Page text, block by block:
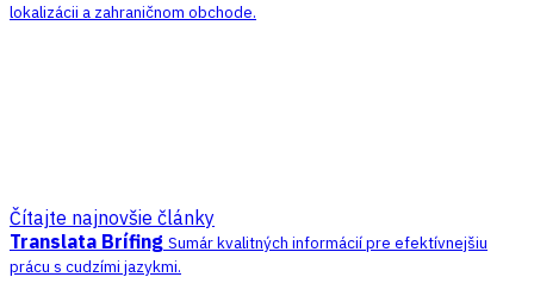
lokalizácii a zahraničnom obchode.
Čítajte najnovšie články
Translata Brífing Sumár kvalitných informácií pre efektívnejšiu
prácu s cudzími jazykmi.